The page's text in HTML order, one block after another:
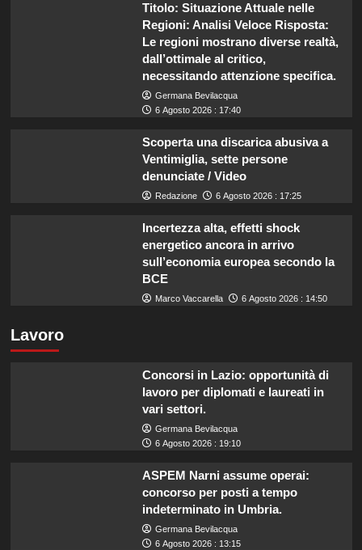
Titolo: Situazione Attuale nelle
Regioni: Analisi Veloce Risposta:
Le regioni mostrano diverse realtà,
dall’ottimale al critico,
necessitando attenzione specifica.
Germana Bevilacqua
6 Agosto 2026 : 17:40
Scoperta una discarica abusiva a
Ventimiglia, sette persone
denunciate / Video
Redazione 6 Agosto 2026 : 17:25
Incertezza alta, effetti shock
energetico ancora in arrivo
sull’economia europea secondo la
BCE
Marco Vaccarella 6 Agosto 2026 : 14:50
Lavoro
Concorsi in Lazio: opportunità di
lavoro per diplomati e laureati in
vari settori.
Germana Bevilacqua
6 Agosto 2026 : 19:10
ASPEM Narni assume operai:
concorso per posti a tempo
indeterminato in Umbria.
Germana Bevilacqua
6 Agosto 2026 : 13:15